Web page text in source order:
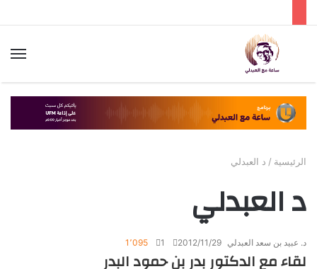
الرئيسية / د العبدلي
د العبدلي
د. عبيد بن سعد العبدلي 2012/11/29
1 1٬095
لقاء مع الدكتور بدر بن حمود البدر